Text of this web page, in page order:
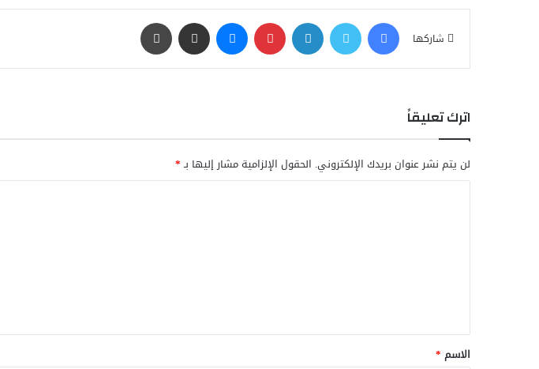
شاركها
اترك تعليقاً
لن يتم نشر عنوان بريدك الإلكتروني. الحقول الإلزامية مشار إليها بـ*
ق
*
الاسم *